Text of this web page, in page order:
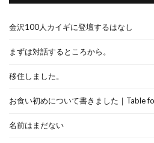
金沢100人カイギに登壇するはなし
まずは対話するところから。
移住しました。
お食い初めについて書きました｜Table
名前はまだない